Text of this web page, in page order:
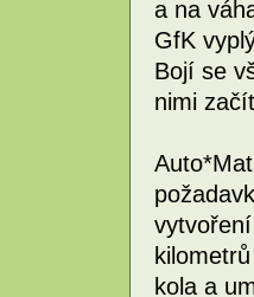
a na
GfK
Bojí se
nimi
kola a